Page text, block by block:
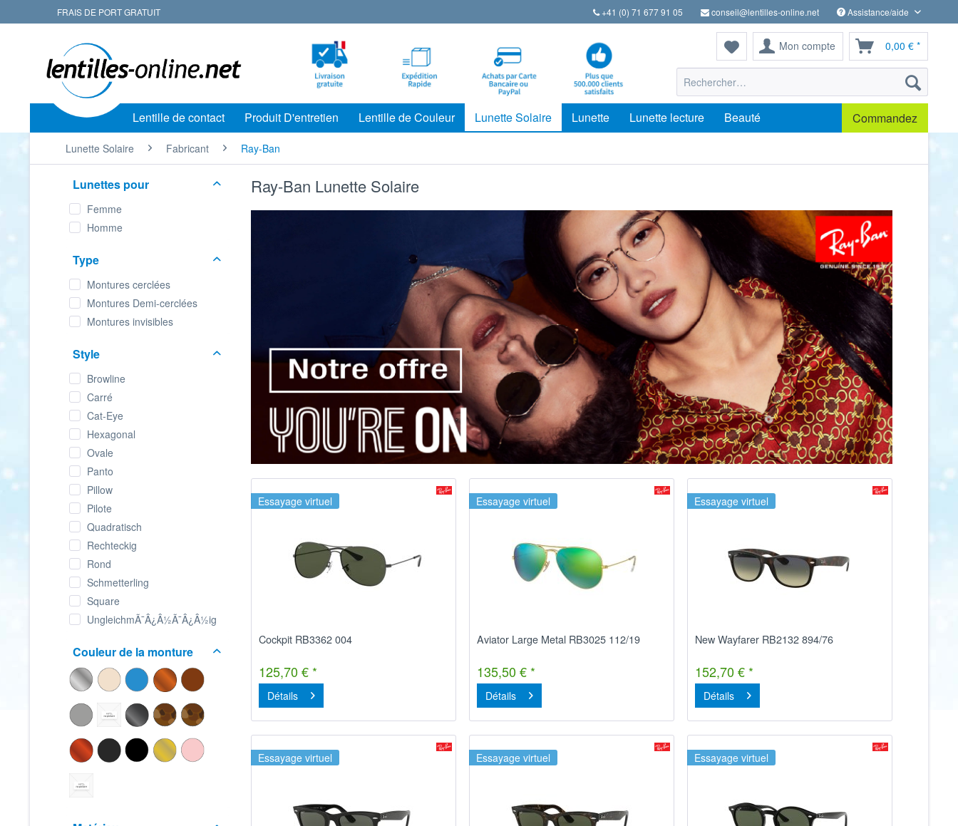
FRAIS DE PORT GRATUIT +41 (0) 71 677 91 05 conseil@lentilles-online.net Assistance/aide
Mon compte 0,00 € *
Lentille de contact Produit D'entretien Lentille de Couleur Lunette Solaire Lunette Lunette lecture Beauté Commandez
Lunette Solaire Fabricant Ray-Ban
Lunettes pour
Femme
Homme
Type
Montures cerclées
Montures Demi-cerclées
Montures invisibles
Style
Browline
Carré
Cat-Eye
Hexagonal
Ovale
Panto
Pillow
Pilote
Quadratisch
Rechteckig
Rond
Schmetterling
Square
UngleichmÃ¯Â¿Â½Ã¯Â¿Â½ig
Couleur de la monture
Ray-Ban Lunette Solaire
Essayage virtuel
Cockpit RB3362 004
125,70 € *
Détails
Essayage virtuel
Aviator Large Metal RB3025 112/19
135,50 € *
Détails
Essayage virtuel
New Wayfarer RB2132 894/76
152,70 € *
Détails
Essayage virtuel Essayage virtuel Essayage virtuel